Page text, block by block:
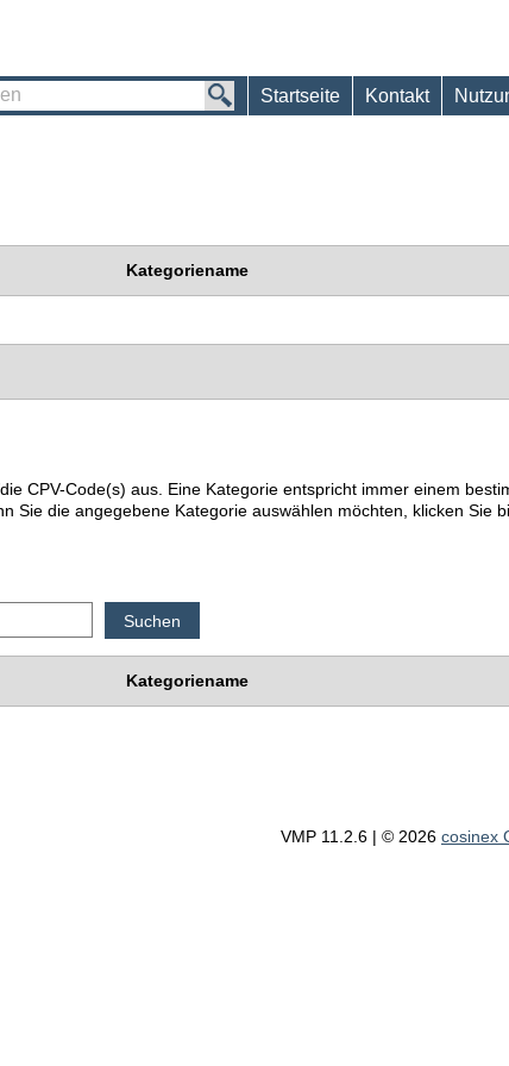
Startseite Kontakt
Kategoriename
CPV-Code(s) aus. Eine Kategorie entspricht immer einem
Sie die angegebene Kategorie auswählen möchten, klicken Sie
Kategoriename
VMP 11.2.6 | © 2026 cosinex